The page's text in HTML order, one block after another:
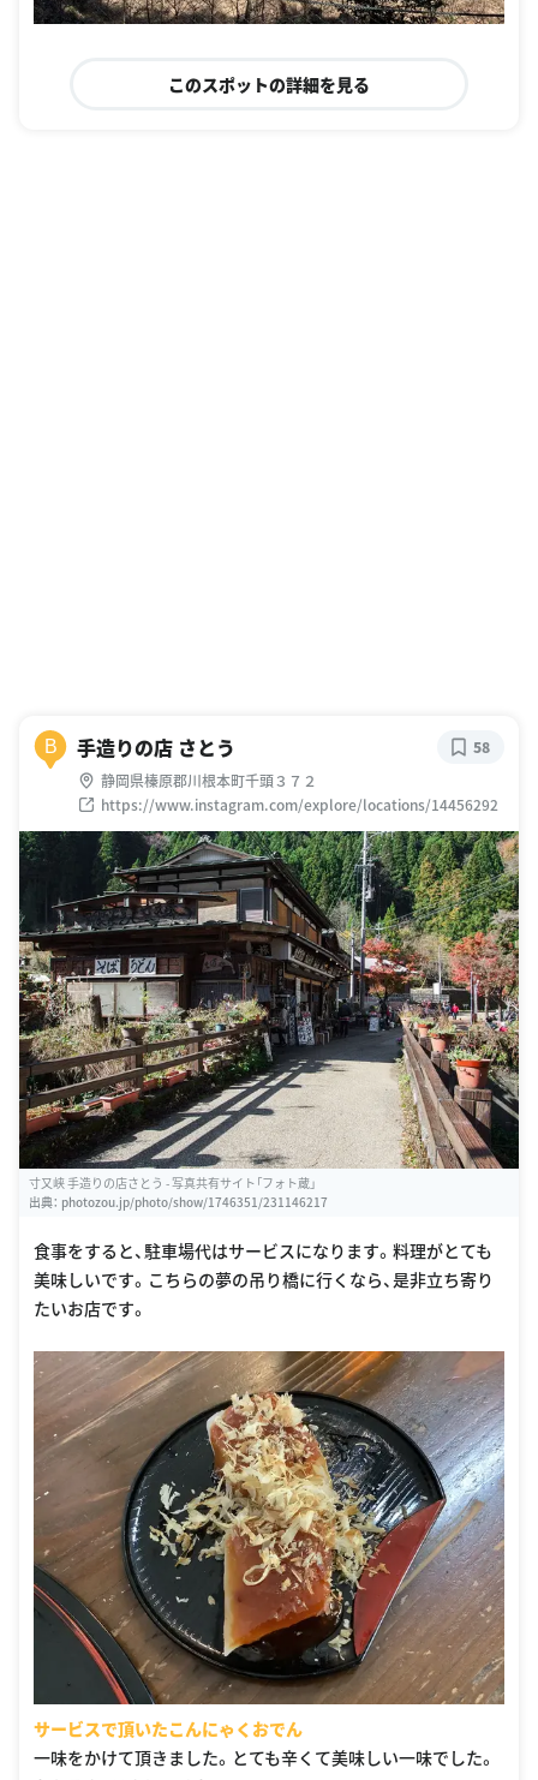
このスポットの詳細を見る
B 手造りの店 さとう
静岡県榛原郡川根本町千頭３７２
https://www.instagram.com/explore/locations/14456292
58
寸又峡 手造りの店さとう - 写真共有サイト「フォト蔵」
出典： photozou.jp/photo/show/1746351/231146217
食事をすると、駐車場代はサービスになります。料理がとても
美味しいです。こちらの夢の吊り橋に行くなら、是非立ち寄り
たいお店です。
サービスで頂いたこんにゃくおでん
一味をかけて頂きました。とても辛くて美味しい一味でした。